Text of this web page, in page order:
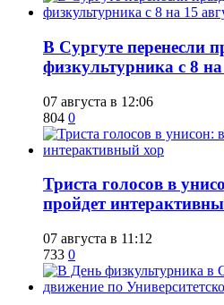
​В Сургуте перенесли
физкультурника с 8 на
07 августа в 12:06
804 0
​Триста голосов в
пройдет
07 августа в 11:12
733 0